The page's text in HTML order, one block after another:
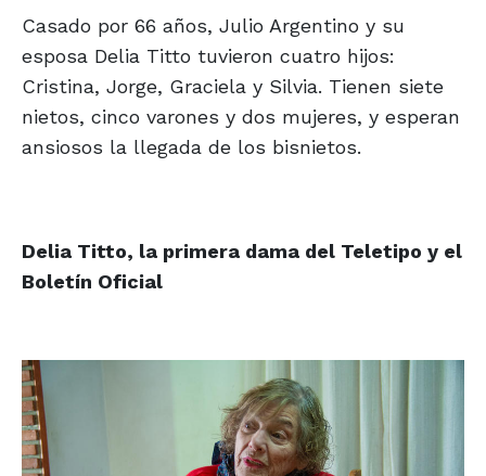
Casado por 66 años, Julio Argentino y su
esposa Delia Titto tuvieron cuatro hijos:
Cristina, Jorge, Graciela y Silvia. Tienen siete
nietos, cinco varones y dos mujeres, y esperan
ansiosos la llegada de los bisnietos.
Delia Titto, la primera dama del Teletipo y el
Boletín Oficial